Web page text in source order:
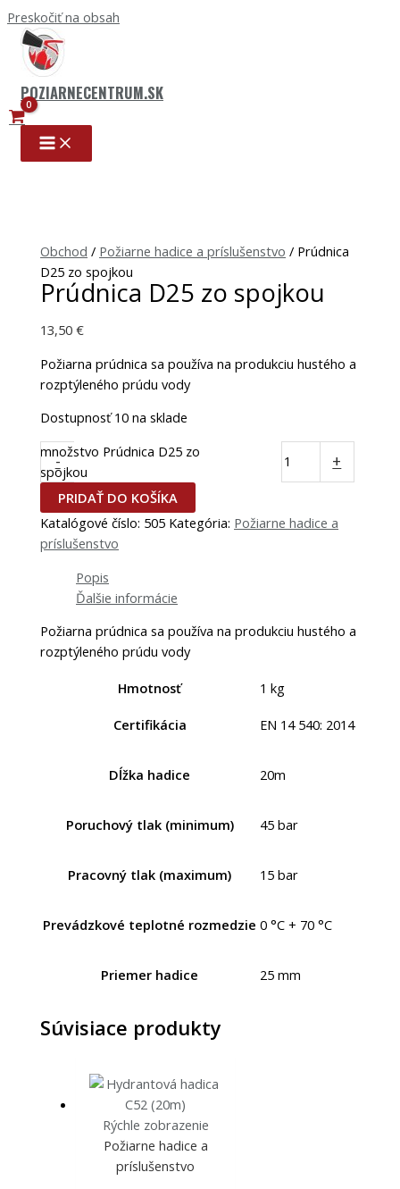
Preskočiť na obsah
POZIARNECENTRUM.SK
Obchod / Požiarne hadice a príslušenstvo / Prúdnica
D25 zo spojkou
Prúdnica D25 zo spojkou
13,50€
Požiarna prúdnica sa používa na produkciu hustého a
rozptýleného prúdu vody
Dostupnosť 10 na sklade
-
množstvo Prúdnica D25 zo
spojkou
+
PRIDAŤ DO KOŠÍKA
Katalógové číslo: 505 Kategória: Požiarne hadice a
príslušenstvo
Popis
Ďalšie informácie
Požiarna prúdnica sa používa na produkciu hustého a
rozptýleného prúdu vody
Hmotnosť 1 kg
Certifikácia EN 14 540: 2014
Dĺžka hadice 20m
Poruchový tlak (minimum) 45 bar
Pracovný tlak (maximum) 15 bar
Prevádzkové teplotné rozmedzie 0 °C + 70 °C
Priemer hadice 25 mm
Súvisiace produkty
Rýchle zobrazenie
Požiarne hadice a
príslušenstvo